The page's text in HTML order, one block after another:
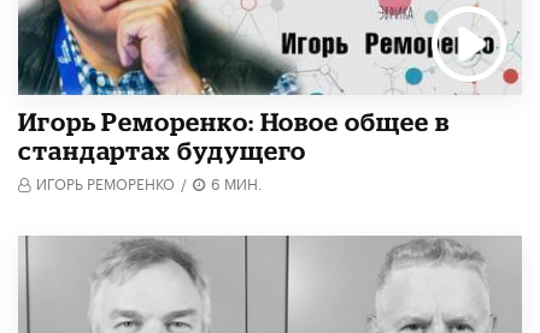
Игорь Реморенко: Новое общее в
стандартах будущего
ИГОРЬ РЕМОРЕНКО / 6 МИН.